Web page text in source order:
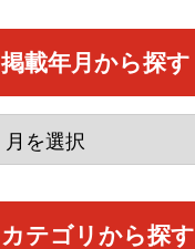
掲載年月から探す
カテゴリから探す